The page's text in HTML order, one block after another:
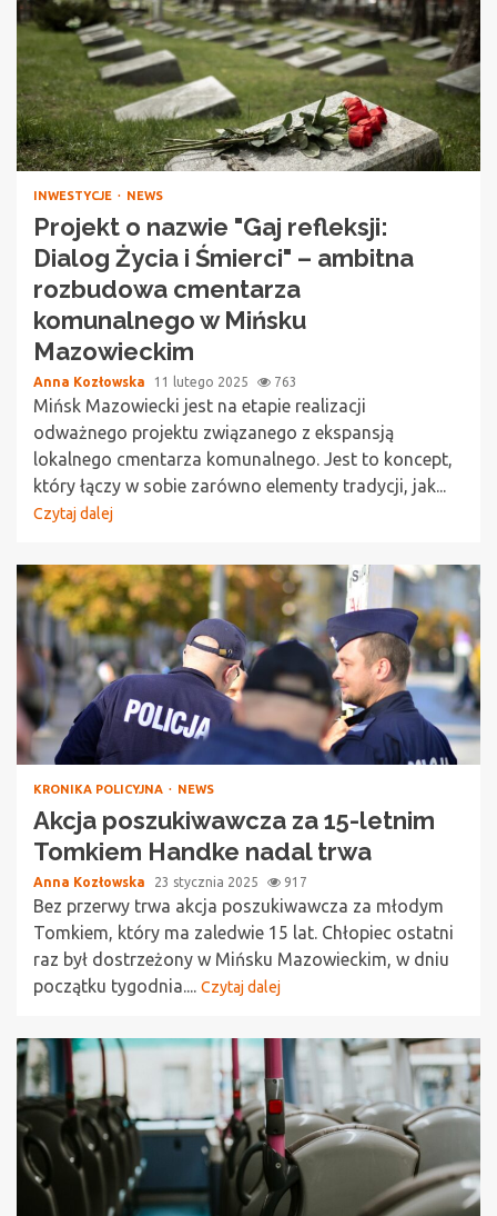
INWESTYCJE NEWS
Projekt o nazwie "Gaj refleksji:
Dialog Życia i Śmierci" – ambitna
rozbudowa cmentarza
komunalnego w Mińsku
Mazowieckim
Anna Kozłowska 11 lutego 2025 763
Mińsk Mazowiecki jest na etapie realizacji
odważnego projektu związanego z ekspansją
lokalnego cmentarza komunalnego. Jest to koncept,
który łączy w sobie zarówno elementy tradycji, jak...
Czytaj dalej
KRONIKA POLICYJNA NEWS
Akcja poszukiwawcza za 15-letnim
Tomkiem Handke nadal trwa
Anna Kozłowska 23 stycznia 2025 917
Bez przerwy trwa akcja poszukiwawcza za młodym
Tomkiem, który ma zaledwie 15 lat. Chłopiec ostatni
raz był dostrzeżony w Mińsku Mazowieckim, w dniu
początku tygodnia.... Czytaj dalej